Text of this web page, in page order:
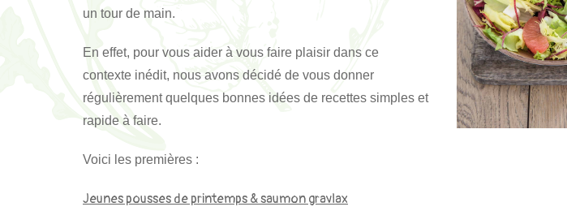
un tour de main.
En effet, pour vous aider à vous faire plaisir dans ce
contexte inédit, nous avons décidé de vous donner
régulièrement quelques bonnes idées de recettes simples et
rapide à faire.
Voici les premières :
Jeunes pousses de printemps & saumon gravlax